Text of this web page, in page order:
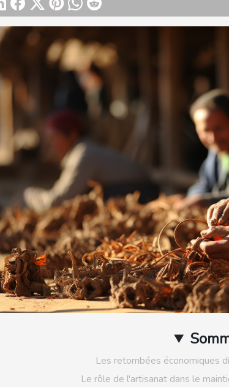
Les retombées économiques
Le rôle de l'artisanat dans le